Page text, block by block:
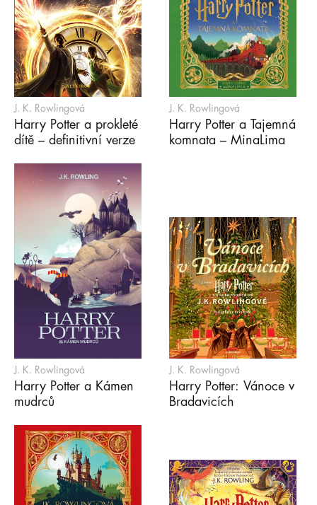
J. K. Rowlingová
Harry Potter a prokleté
dítě – definitivní verze
J. K. Rowlingová
Harry Potter a Tajemná
komnata – MinaLima
J. K. Rowlingová
Harry Potter a Kámen
mudrců
J. K. Rowlingová
Harry Potter: Vánoce v
Bradavicích